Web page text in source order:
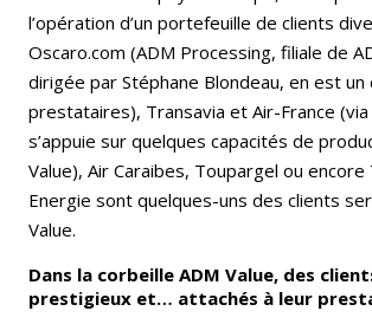
l’opération d’un portefeuille de clients
Oscaro.com (ADM Processing, filiale de
dirigée par Stéphane Blondeau, en est un
prestataires), Transavia et Air-France (via
s’appuie sur quelques capacités de
Value), Air Caraibes, Toupargel ou
Energie sont quelques-uns des clients
Value.
Dans la corbeille ADM Value, des
prestigieux et… attachés à leur